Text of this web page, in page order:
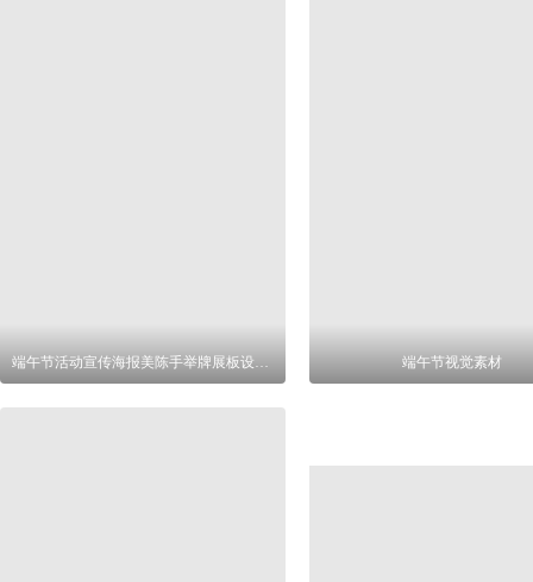
端午节活动宣传海报美陈手举牌展板设计物料 端午节视觉素材